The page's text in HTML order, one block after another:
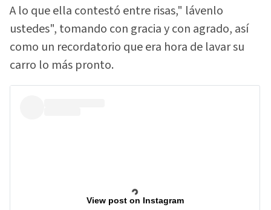
A lo que ella contestó entre risas," lávenlo
ustedes", tomando con gracia y con agrado, así
como un recordatorio que era hora de lavar su
carro lo más pronto.
View post on Instagram